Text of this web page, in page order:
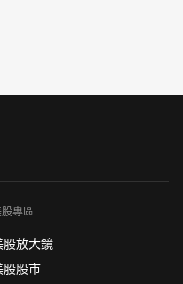
專區
股放大鏡
股股市